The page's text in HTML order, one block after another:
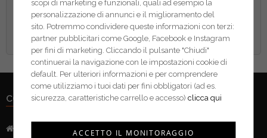
CONTATTI
Via Mazzini, 52 - 46043 Castiglione delle Stivere (MN)
scopi di marketing e funzionali, quali ad esempio la
personalizzazione di annunci e il miglioramento del
sito. Potremmo condividere queste informazioni con terzi:
partner pubblicitari come Google, Facebook e Instagram
per fini di marketing. Cliccando il pulsante "Chiudi"
continuerai la navigazione con le impostazioni cookie di
default. Per ulteriori informazioni e per comprendere
come utilizziamo i tuoi dati per fini obbligatori (ad es.
sicurezza, caratteristiche carrello e accesso)clicca qui
ACCETTO IL MONITORAGGIO